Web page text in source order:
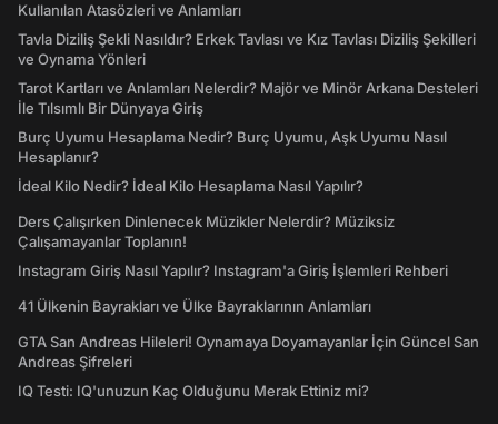
Kullanılan Atasözleri ve Anlamları
Tavla Diziliş Şekli Nasıldır? Erkek Tavlası ve Kız Tavlası Diziliş Şekilleri
ve Oynama Yönleri
Tarot Kartları ve Anlamları Nelerdir? Majör ve Minör Arkana Desteleri
İle Tılsımlı Bir Dünyaya Giriş
Burç Uyumu Hesaplama Nedir? Burç Uyumu, Aşk Uyumu Nasıl
Hesaplanır?
İdeal Kilo Nedir? İdeal Kilo Hesaplama Nasıl Yapılır?
Ders Çalışırken Dinlenecek Müzikler Nelerdir? Müziksiz
Çalışamayanlar Toplanın!
Instagram Giriş Nasıl Yapılır? Instagram'a Giriş İşlemleri Rehberi
41 Ülkenin Bayrakları ve Ülke Bayraklarının Anlamları
GTA San Andreas Hileleri! Oynamaya Doyamayanlar İçin Güncel San
Andreas Şifreleri
IQ Testi: IQ'unuzun Kaç Olduğunu Merak Ettiniz mi?